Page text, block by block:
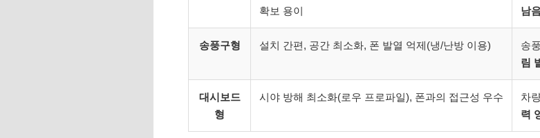
확보 용이
남
송풍구형 설치 간편, 공간 최소화, 폰 발열 억제(냉/난방 이용) 송
림
대시보드
형
시야 방해 최소화(로우 프로파일), 폰과의 접근성 우수 차
력